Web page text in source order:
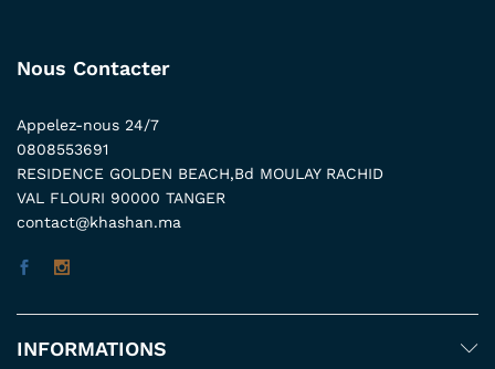
Nous Contacter
Appelez-nous 24/7
0808553691
RESIDENCE GOLDEN BEACH,Bd MOULAY RACHID
VAL FLOURI 90000 TANGER
contact@khashan.ma
INFORMATIONS